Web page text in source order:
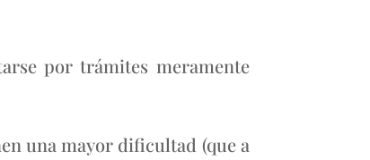
por trámites meramente
una mayor dificultad (que a